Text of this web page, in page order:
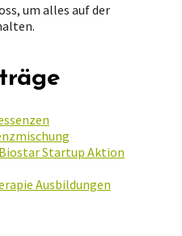
um alles auf der
Startup Aktion
Ausbildungen